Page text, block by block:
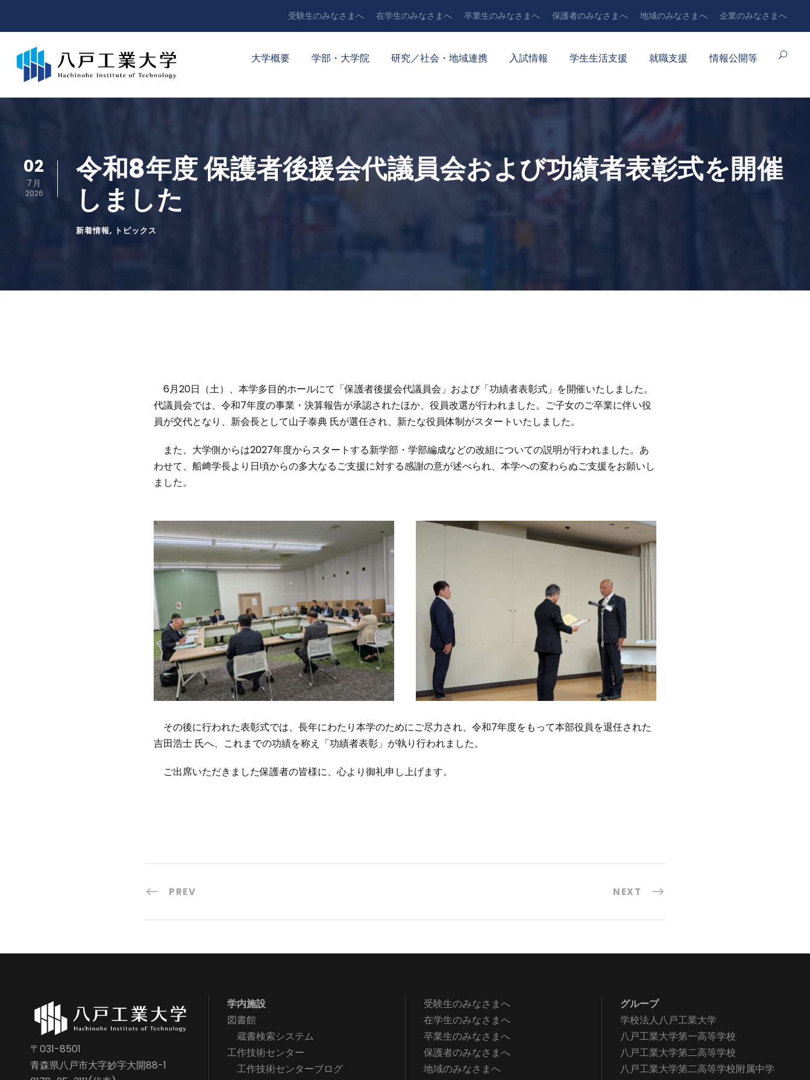
受験生のみなさまへ 在学生のみなさまへ 卒業生のみなさまへ 保護者のみなさまへ 地域のみなさまへ 企業のみなさまへ
大学概要 学部・大学院 研究／社会・地域連携 入試情報 学生生活支援 就職支援 情報公開等
02
7月
2026
令和8年度 保護者後援会代議員会および功績者表彰式を開催
しました
新着情報, トピックス
6月20日（土）、本学多目的ホールにて「保護者後援会代議員会」および「功績者表彰式」を開催いたしました。
代議員会では、令和7年度の事業・決算報告が承認されたほか、役員改選が行われました。ご子女のご卒業に伴い役
員が交代となり、新会長として山子泰典 氏が選任され、新たな役員体制がスタートいたしました。
また、大学側からは2027年度からスタートする新学部・学部編成などの改組についての説明が行われました。あ
わせて、船﨑学長より日頃からの多大なるご支援に対する感謝の意が述べられ、本学への変わらぬご支援をお願いし
ました。
その後に行われた表彰式では、長年にわたり本学のためにご尽力され、令和7年度をもって本部役員を退任された
吉田浩士 氏へ、これまでの功績を称え「功績者表彰」が執り行われました。
ご出席いただきました保護者の皆様に、心より御礼申し上げます。
PREV NEXT
〒031-8501
青森県八戸市大字妙字大開88-1
学内施設
図書館
蔵書検索システム
工作技術センター
工作技術センターブログ
受験生のみなさまへ
在学生のみなさまへ
卒業生のみなさまへ
保護者のみなさまへ
地域のみなさまへ
グループ
学校法人八戸工業大学
八戸工業大学第一高等学校
八戸工業大学第二高等学校
八戸工業大学第二高等学校附属中学